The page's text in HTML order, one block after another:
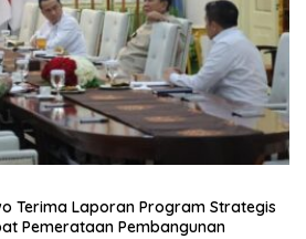
Terima Laporan Program Strategis
Pemerataan Pembangunan